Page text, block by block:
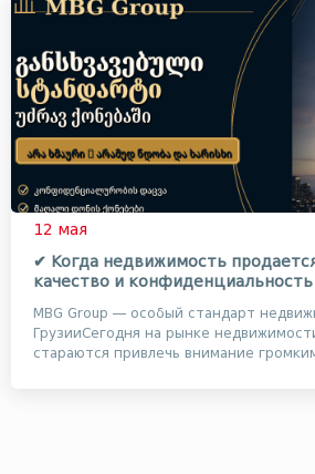
12 мая
✔ Когда недвижимость
качество и конфиденциальность
MBG Group — особый стандарт
ГрузииСегодня на рынке
стараются привлечь внимание